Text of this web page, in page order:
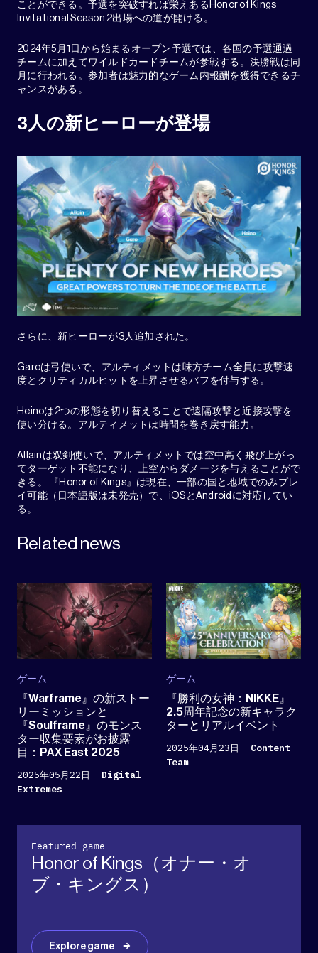
ことができる。予選を突破すれば栄えあるHonor of Kings
Invitational Season 2出場への道が開ける。
2024年5月1日から始まるオープン予選では、各国の予選通過
チームに加えてワイルドカードチームが参戦する。決勝戦は同
月に行われる。参加者は魅力的なゲーム内報酬を獲得できるチ
ャンスがある。
3人の新ヒーローが登場
さらに、新ヒーローが3人追加された。
Garoは弓使いで、アルティメットは味方チーム全員に攻撃速
度とクリティカルヒットを上昇させるバフを付与する。
Heinoは2つの形態を切り替えることで遠隔攻撃と近接攻撃を
使い分ける。アルティメットは時間を巻き戻す能力。
Allainは双剣使いで、アルティメットでは空中高く飛び上がっ
てターゲット不能になり、上空からダメージを与えることがで
きる。 『Honor of Kings』は現在、一部の国と地域でのみプレ
イ可能（日本語版は未発売）で、iOSとAndroidに対応してい
る。
Related news
ゲーム
『Warframe』の新ストー
リーミッションと
『Soulframe』のモンス
ター収集要素がお披露
目：PAX East 2025
2025年05月22日
Digital
Extremes
ゲーム
『勝利の女神：NIKKE』
2.5周年記念の新キャラク
ターとリアルイベント
2025年04月23日
Content
Team
Featured game
Honor of Kings（オナー・オ
ブ・キングス）
Explore game